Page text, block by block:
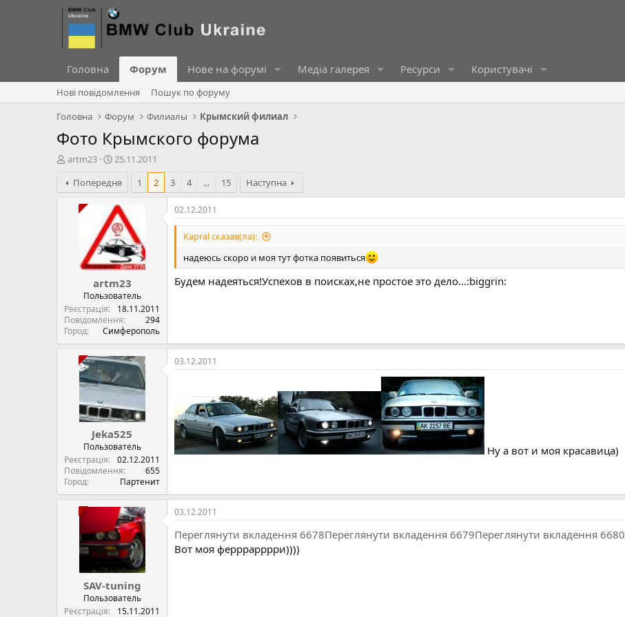
Головна Форум Нове на форумі Медіа галерея Ресурси Користувачі
Нові повідомлення
Пошук по форуму
Головна
Форум Филиалы Крымский филиал
Фото Крымского форума
А
т
о
artm23
Д
т
а
с
т
в
о
р
е
н
н
я
25.11.2011
Попередня
1 2 3 4 ... 15 Наступна
artm23
Пользователь
Реєстрація
18.11.2011
Повідомлення
294
Город
Симферополь
02.12.2011
Kapral сказав(ла):
надеюсь скоро и моя тут фотка появиться
Будем надеяться!Успехов в поисках,не простое это дело...:biggrin:
Jeka525
Пользователь
Реєстрація
02.12.2011
Повідомлення
655
Город
Партенит
03.12.2011
Ну а вот и моя красавица)
SAV-tuning
Пользователь
Реєстрація
15.11.2011
03.12.2011
Переглянути вкладення 6678Переглянути вкладення 6679Переглянути вкладення 6680
Вот моя ферррарррри))))